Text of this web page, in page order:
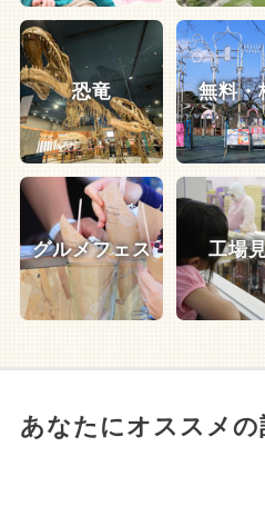
恐竜 無料・
グルメフェス 工場
あなたにオススメの